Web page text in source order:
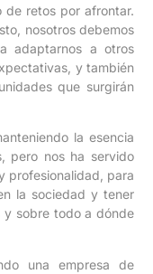
de retos por afrontar.
nosotros debemos
adaptarnos a otros
y también
que surgirán
la esencia
pero nos ha servido
profesionalidad, para
la sociedad y tener
y sobre todo a dónde
una empresa de